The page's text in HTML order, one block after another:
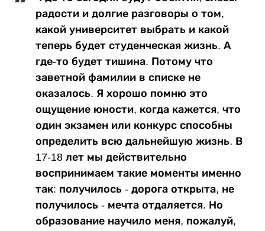
радости и долгие разговоры о том,
какой университет выбрать и какой
теперь будет студенческая жизнь. А
где-то будет тишина. Потому что
заветной фамилии в списке не
оказалось. Я хорошо помню это
ощущение юности, когда кажется, что
один экзамен или конкурс способны
определить всю дальнейшую жизнь. В
17-18 лет мы действительно
воспринимаем такие моменты именно
так: получилось - дорога открыта, не
получилось - мечта отдаляется. Но
образование научило меня, пожалуй,